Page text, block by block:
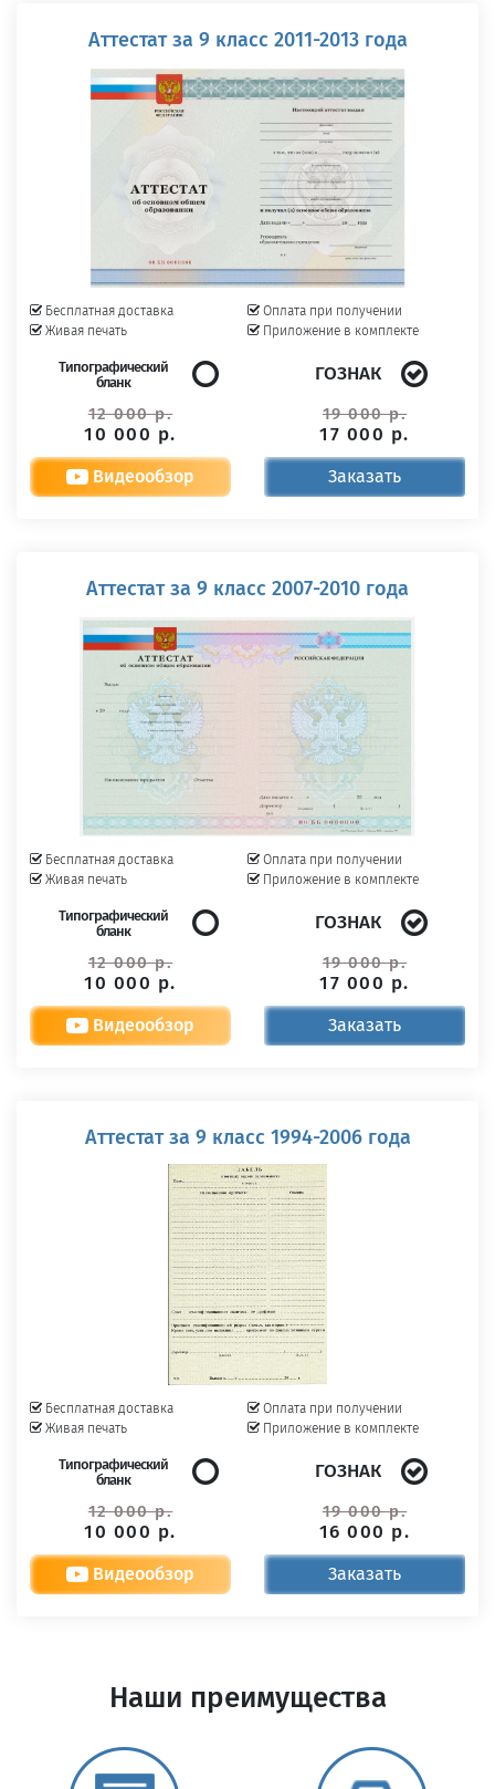
Аттестат за 9 класс 2011-2013 года
Бесплатная доставка
Живая печать
Оплата при получении
Приложение в комплекте
Типографический
бланк
12 000 р.
10 000 р.
ГОЗНАК
19 000 р.
17 000 р.
Видеообзор Заказать
Аттестат за 9 класс 2007-2010 года
Бесплатная доставка
Живая печать
Оплата при получении
Приложение в комплекте
Типографический
бланк
12 000 р.
10 000 р.
ГОЗНАК
19 000 р.
17 000 р.
Видеообзор Заказать
Аттестат за 9 класс 1994-2006 года
Бесплатная доставка
Живая печать
Оплата при получении
Приложение в комплекте
Типографический
бланк
12 000 р.
10 000 р.
ГОЗНАК
19 000 р.
16 000 р.
Видеообзор Заказать
Наши преимущества